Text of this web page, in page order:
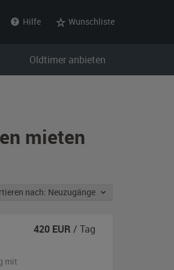
Hilfe Wunschliste
Oldtimer anbieten
mieten
Sortieren nach: Neuzugänge
mit
420 EUR / Tag